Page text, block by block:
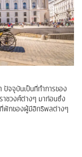
ปัจจุบันเป็นที่ทำการของ
าชวงศ์ต่างๆ มาก่อนซึ่ง
พักของผู้มีอิทธิพลต่างๆ